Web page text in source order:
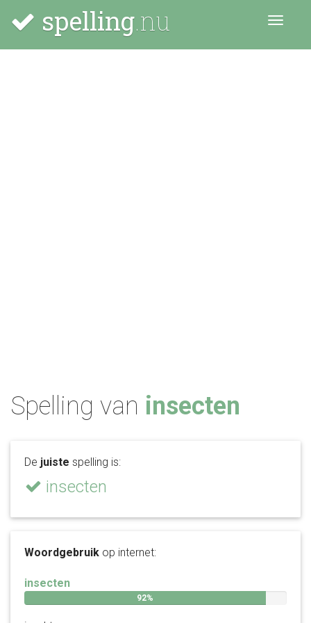
spelling.nu Menu
Spelling van insecten
De juiste spelling is:
insecten
Woordgebruik op internet:
insecten
92%